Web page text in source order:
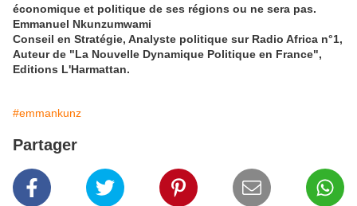
économique et politique de ses régions ou ne sera pas.
Emmanuel Nkunzumwami
Conseil en Stratégie, Analyste politique sur Radio Africa n°1,
Auteur de "La Nouvelle Dynamique Politique en France",
Editions L'Harmattan.
#emmankunz
Partager